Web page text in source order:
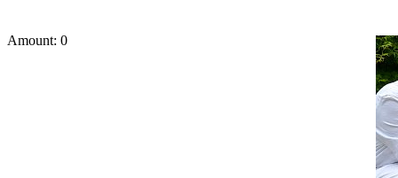
Amount: 0